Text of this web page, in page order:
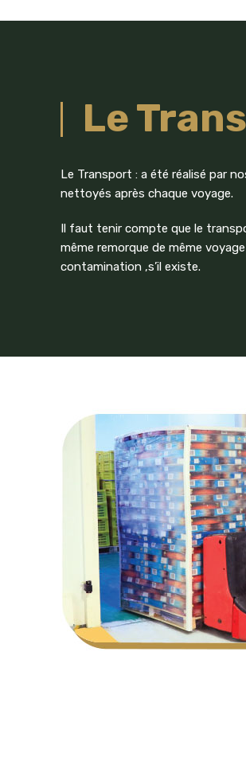
Le
Le Transport : a été réalisé par
nettoyés après chaque voyage.
Il faut tenir compte que le
même remorque de même
contamination ,s’il existe.